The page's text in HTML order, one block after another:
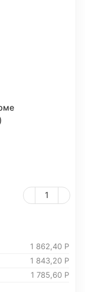
1 862,40 Р
1 843,20 Р
1 785,60 Р